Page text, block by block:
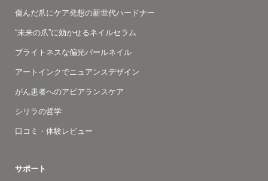
傷んだ爪にケア発想の新世代ハードナー
“未来の爪”に効かせるネイルセラム
ブライトネスな偏光パールネイル
アートインクでニュアンスデザイン
がん患者へのアピアランスケア
シリラの哲学
口コミ・体験レビュー
サポート